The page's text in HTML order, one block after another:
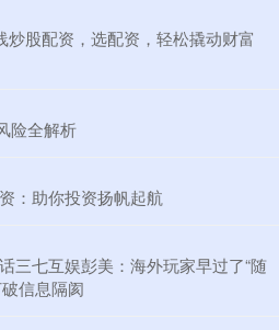
炒股配资，选配资，轻松撬动财富
险全解析
：助你投资扬帆起航
三七互娱彭美：海外玩家早过了“随
信息隔阂